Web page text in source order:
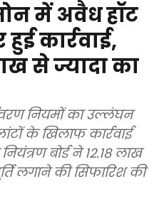
में अवैध हॉट
कार्रवाई,
से ज्यादा का
नियमों का उल्लंघन
के खिलाफ कार्रवाई
बोर्ड ने 12.18 लाख
लगाने की सिफारिश की